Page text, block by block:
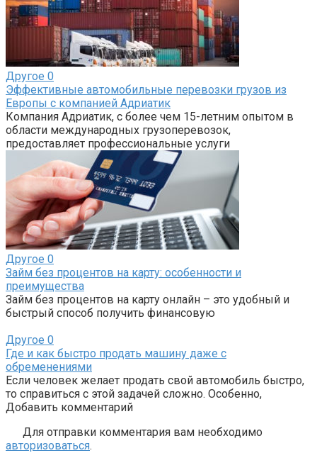
Другое 0
Эффективные автомобильные перевозки грузов из
Европы с компанией Адриатик
Компания Адриатик, с более чем 15-летним опытом в
области международных грузоперевозок,
предоставляет профессиональные услуги
Другое 0
Займ без процентов на карту: особенности и
преимущества
Займ без процентов на карту онлайн – это удобный и
быстрый способ получить финансовую
Другое 0
Где и как быстро продать машину даже с
обременениями
Если человек желает продать свой автомобиль быстро,
то справиться с этой задачей сложно. Особенно,
Добавить комментарий
Для отправки комментария вам необходимо
авторизоваться.